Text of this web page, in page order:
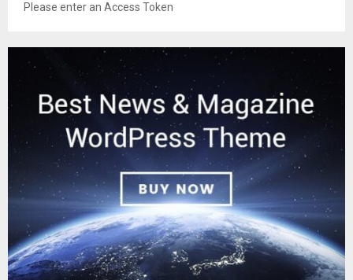
Please enter an Access Token